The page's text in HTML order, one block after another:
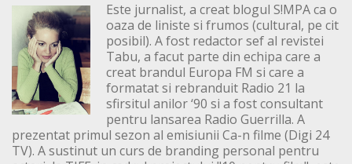
Este jurnalist, a creat blogul S!MPA ca o
oaza de liniste si frumos (cultural, pe cit
posibil). A fost redactor sef al revistei
Tabu, a facut parte din echipa care a
creat brandul Europa FM si care a
formatat si rebranduit Radio 21 la
sfirsitul anilor ‘90 si a fost consultant
pentru lansarea Radio Guerrilla. A
prezentat primul sezon al emisiunii Ca-n filme (Digi 24
TV). A sustinut un curs de branding personal pentru